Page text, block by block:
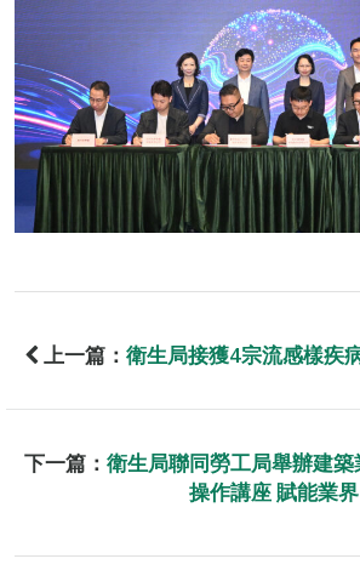
上一篇： 衛生局接獲4宗流感樣疾
下一篇： 衛生局聯同勞工局舉辦建
操作講座 賦能業